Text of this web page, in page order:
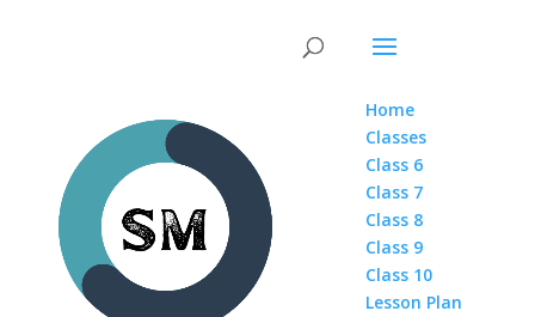
Home
Classes
Class 6
Class 7
Class 8
Class 9
Class 10
Lesson Plan